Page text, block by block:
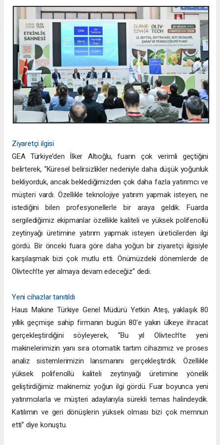
Ziyaretçi ilgisi
GEA Türkiye’den İlker Altıoğlu, fuarın çok verimli geçtiğini
belirterek, “Küresel belirsizlikler nedeniyle daha düşük yoğunluk
bekliyorduk, ancak beklediğimizden çok daha fazla yatırımcı ve
müşteri vardı. Özellikle teknolojiye yatırım yapmak isteyen, ne
istediğini bilen profesyonellerle bir araya geldik. Fuarda
sergilediğimiz ekipmanlar özellikle kaliteli ve yüksek polifenollü
zeytinyağı üretimine yatırım yapmak isteyen üreticilerden ilgi
gördü. Bir önceki fuara göre daha yoğun bir ziyaretçi ilgisiyle
karşılaşmak bizi çok mutlu etti. Önümüzdeki dönemlerde de
Olivtech’te yer almaya devam edeceğiz” dedi.
Yeni cihazlar tanıtıldı
Haus Makine Türkiye Genel Müdürü Yetkin Ateş, yaklaşık 80
yıllık geçmişe sahip firmanın bugün 80’e yakın ülkeye ihracat
gerçekleştirdiğini söyleyerek, “Bu yıl Olivtech’te yeni
makinelerimizin yanı sıra otomatik tartım cihazımız ve proses
analiz sistemlerimizin lansmanını gerçekleştirdik. Özellikle
yüksek polifenollü kaliteli zeytinyağı üretimine yönelik
geliştirdiğimiz makinemiz yoğun ilgi gördü. Fuar boyunca yeni
yatırımcılarla ve müşteri adaylarıyla sürekli temas halindeydik.
Katılımın ve geri dönüşlerin yüksek olması bizi çok memnun
etti” diye konuştu.